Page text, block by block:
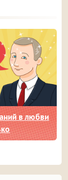
в любви